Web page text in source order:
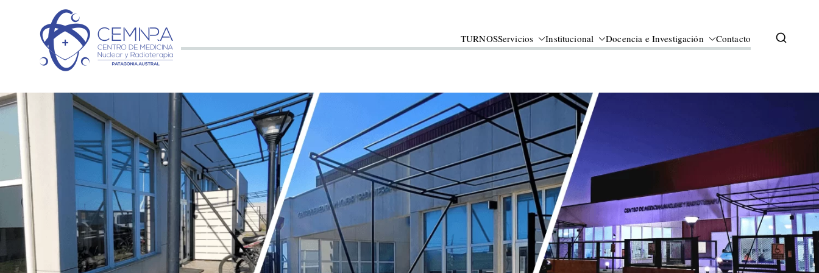
CEMNPA
Nuestra Institución brinda servicios médicos mediante tecnologías de alta complejidad en Santa Cruz.
TURNOSServicios Institucional Docencia e Investigación Contacto